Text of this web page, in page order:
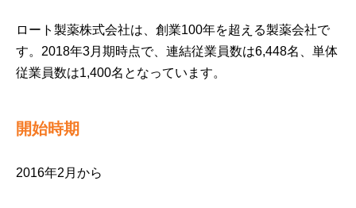
ロート製薬株式会社は、創業100年を超える製薬会社で
す。2018年3月期時点で、連結従業員数は6,448名、単体
従業員数は1,400名となっています。
開始時期
2016年2月から